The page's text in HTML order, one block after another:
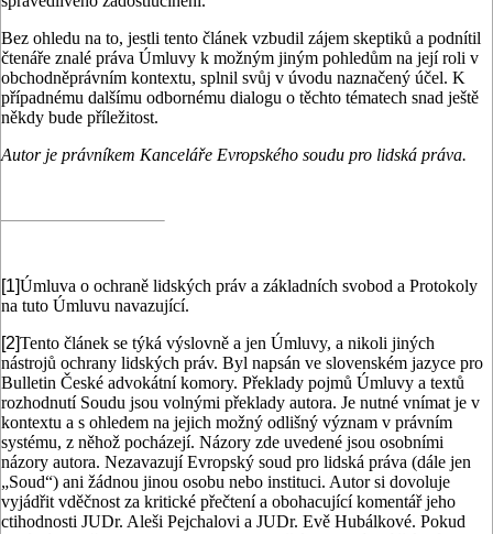
Bez ohledu na to, jestli tento článek vzbudil zájem skeptiků a podnítil
čtenáře znalé práva Úmluvy k možným jiným pohledům na její roli v
obchodněprávním kontextu, splnil svůj v úvodu naznačený účel. K
případnému dalšímu odbornému dialogu o těchto tématech snad ještě
někdy bude příležitost.
Autor je právníkem Kanceláře Evropského soudu pro lidská práva.
[1]Úmluva o ochraně lidských práv a základních svobod a Protokoly
na tuto Úmluvu navazující.
[2]Tento článek se týká výslovně a jen Úmluvy, a nikoli jiných
nástrojů ochrany lidských práv. Byl napsán ve slovenském jazyce pro
Bulletin České advokátní komory. Překlady pojmů Úmluvy a textů
rozhodnutí Soudu jsou volnými překlady autora. Je nutné vnímat je v
kontextu a s ohledem na jejich možný odlišný význam v právním
systému, z něhož pocházejí. Názory zde uvedené jsou osobními
názory autora. Nezavazují Evropský soud pro lidská práva (dále jen
„Soud“) ani žádnou jinou osobu nebo instituci. Autor si dovoluje
vyjádřit vděčnost za kritické přečtení a obohacující komentář jeho
ctihodnosti JUDr. Aleši Pejchalovi a JUDr. Evě Hubálkové. Pokud